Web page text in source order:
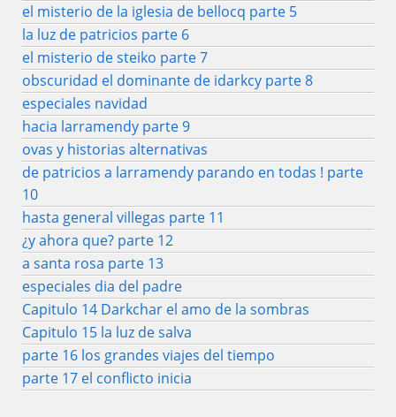
el misterio de la iglesia de bellocq parte 5
la luz de patricios parte 6
el misterio de steiko parte 7
obscuridad el dominante de idarkcy parte 8
especiales navidad
hacia larramendy parte 9
ovas y historias alternativas
de patricios a larramendy parando en todas ! parte
10
hasta general villegas parte 11
¿y ahora que? parte 12
a santa rosa parte 13
especiales dia del padre
Capitulo 14 Darkchar el amo de la sombras
Capitulo 15 la luz de salva
parte 16 los grandes viajes del tiempo
parte 17 el conflicto inicia